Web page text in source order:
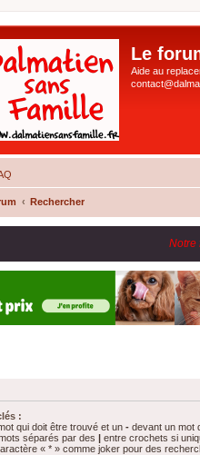
Le
Aide au
Rechercher
Notre
:
qui doit être trouvé et un - devant un mot
séparés par des | entre crochets si
« * » comme joker pour des